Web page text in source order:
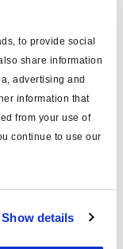
to provide social
share information
advertising and
information that
from your use of
continue to use our
Show details
in unserem